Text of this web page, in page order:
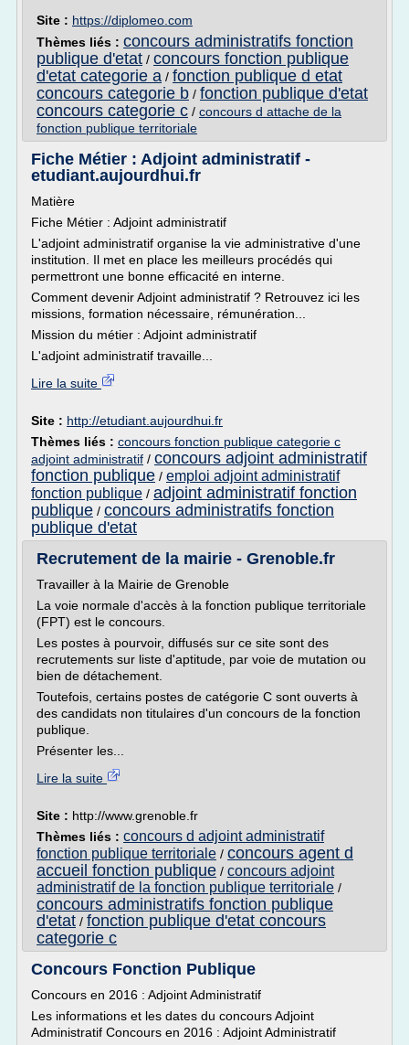
Site : https://diplomeo.com
Thèmes liés : concours administratifs fonction
publique d'etat / concours fonction publique
d'etat categorie a / fonction publique d etat
concours categorie b / fonction publique d'etat
concours categorie c / concours d attache de la
fonction publique territoriale
Fiche Métier : Adjoint administratif -
etudiant.aujourdhui.fr
Matière
Fiche Métier : Adjoint administratif
L'adjoint administratif organise la vie administrative d'une
institution. Il met en place les meilleurs procédés qui
permettront une bonne efficacité en interne.
Comment devenir Adjoint administratif ? Retrouvez ici les
missions, formation nécessaire, rémunération...
Mission du métier : Adjoint administratif
L'adjoint administratif travaille...
Lire la suite
Site : http://etudiant.aujourdhui.fr
Thèmes liés : concours fonction publique categorie c
adjoint administratif / concours adjoint administratif
fonction publique / emploi adjoint administratif
fonction publique / adjoint administratif fonction
publique / concours administratifs fonction
publique d'etat
Recrutement de la mairie - Grenoble.fr
Travailler à la Mairie de Grenoble
La voie normale d'accès à la fonction publique territoriale
(FPT) est le concours.
Les postes à pourvoir, diffusés sur ce site sont des
recrutements sur liste d'aptitude, par voie de mutation ou
bien de détachement.
Toutefois, certains postes de catégorie C sont ouverts à
des candidats non titulaires d'un concours de la fonction
publique.
Présenter les...
Lire la suite
Site : http://www.grenoble.fr
Thèmes liés : concours d adjoint administratif
fonction publique territoriale / concours agent d
accueil fonction publique / concours adjoint
administratif de la fonction publique territoriale /
concours administratifs fonction publique
d'etat / fonction publique d'etat concours
categorie c
Concours Fonction Publique
Concours en 2016 : Adjoint Administratif
Les informations et les dates du concours Adjoint
Administratif Concours en 2016 : Adjoint Administratif